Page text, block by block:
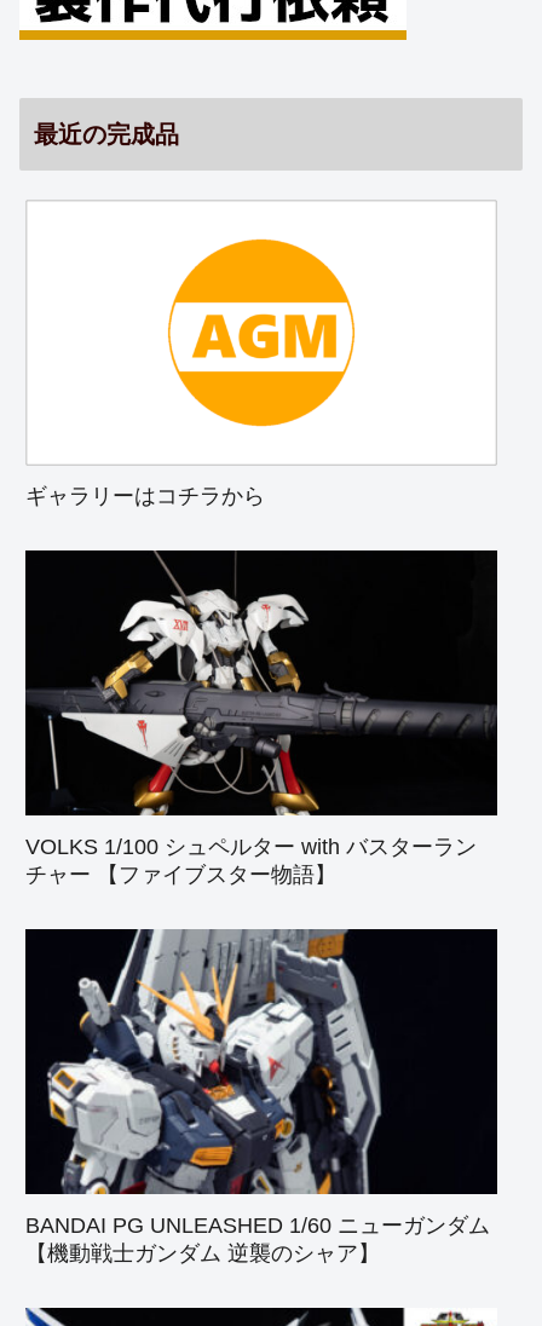
最近の完成品
ギャラリーはコチラから
VOLKS 1/100 シュペルター with バスターラン
チャー 【ファイブスター物語】
BANDAI PG UNLEASHED 1/60 ニューガンダム
【機動戦士ガンダム 逆襲のシャア】